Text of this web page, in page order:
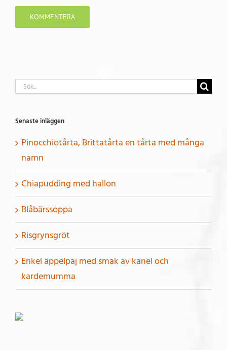
Sök
Senaste inläggen
Pinocchiotårta, Brittatårta en tårta med många
namn
Chiapudding med hallon
Blåbärssoppa
Risgrynsgröt
Enkel äppelpaj med smak av kanel och
kardemumma